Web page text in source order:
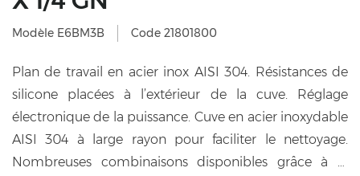
Modèle E6BM3B Code 21801800
Plan de travail en acier inox AISI 304. Résistances de
silicone placées à l’extérieur de la cuve. Réglage
électronique de la puissance. Cuve en acier inoxydable
AISI 304 à large rayon pour faciliter le nettoyage.
Nombreuses combinaisons disponibles grâce à la